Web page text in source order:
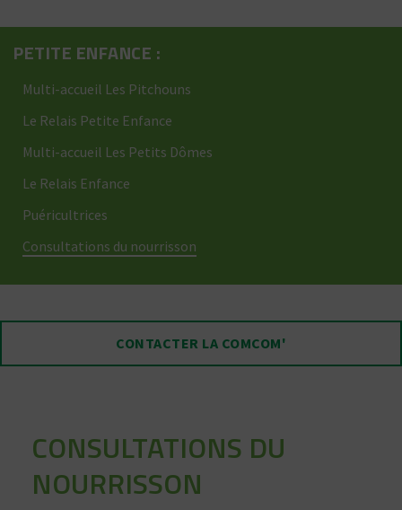
PETITE ENFANCE :
Multi-accueil Les Pitchouns
Le Relais Petite Enfance
Multi-accueil Les Petits Dômes
Le Relais Enfance
Puéricultrices
Consultations du nourrisson
CONTACTER LA COMCOM'
CONSULTATIONS DU
NOURRISSON